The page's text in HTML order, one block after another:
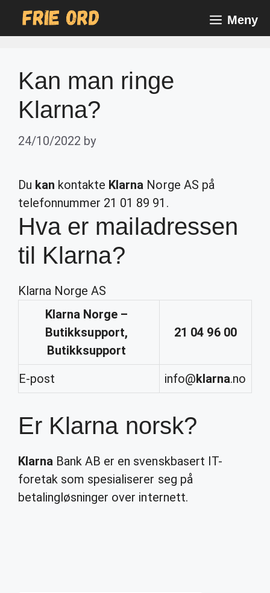
Meny
Kan man ringe
Klarna?
24/10/2022 by
Du kan kontakte Klarna Norge AS på
telefonnummer 21 01 89 91.
Hva er mailadressen
til Klarna?
Klarna Norge AS
KlarnaNorge –
Butikksupport,
Butikksupport
21 04 96 00
E-post info@klarna.no
Er Klarna norsk?
Klarna Bank AB er en svenskbasert IT-
foretak som spesialiserer seg på
betalingløsninger over internett.